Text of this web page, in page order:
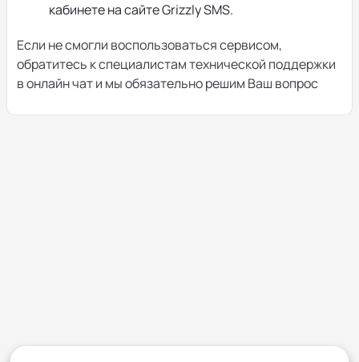
кабинете на сайте Grizzly SMS.
Если не смогли воспользоваться сервисом,
обратитесь к специалистам технической поддержки
в онлайн чат и мы обязательно решим Ваш вопрос